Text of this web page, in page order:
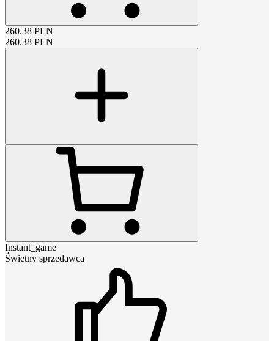
260.38 PLN
260.38 PLN
Instant_game
Świetny sprzedawca